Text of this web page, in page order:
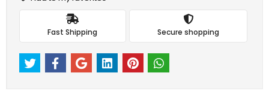
Fast Shipping Secure shopping